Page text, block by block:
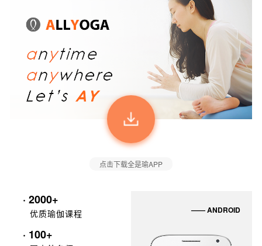
点击下载全是瑜APP
· 2000+
优质瑜伽课程
· 100+
—— ANDROID